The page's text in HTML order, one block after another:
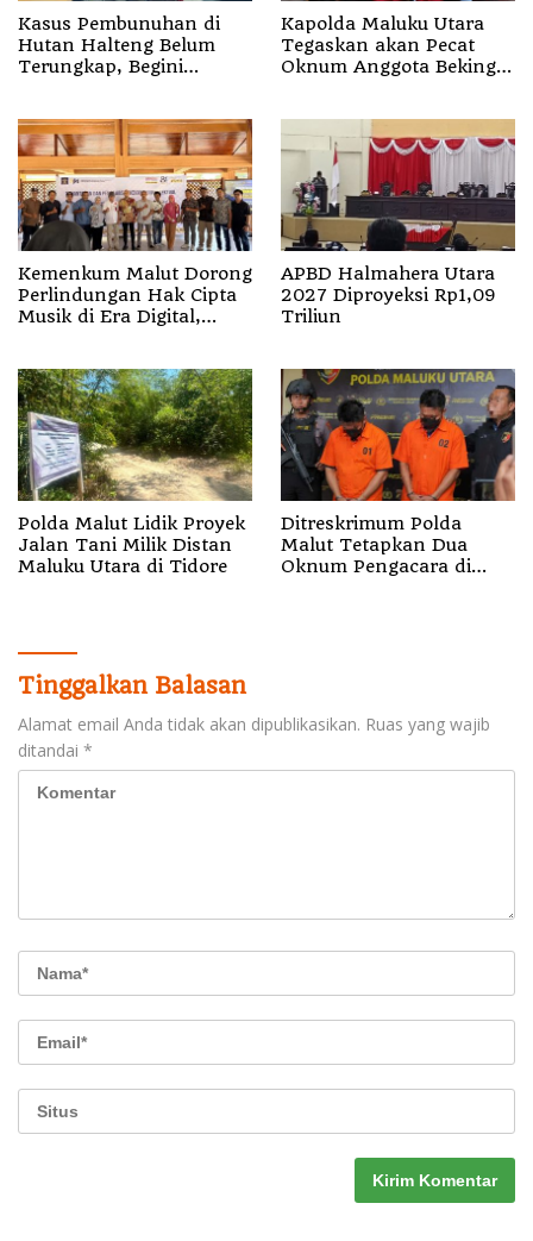
Kasus Pembunuhan di
Hutan Halteng Belum
Terungkap, Begini
Kapolda Maluku Utara
Tegaskan akan Pecat
Oknum Anggota Bekingi
Kemenkum Malut Dorong
Perlindungan Hak Cipta
Musik di Era Digital,
Penguatan Royalti
APBD Halmahera Utara
2027 Diproyeksi Rp1,09
Triliun
Polda Malut Lidik Proyek
Jalan Tani Milik Distan
Maluku Utara di Tidore
Ditreskrimum Polda
Malut Tetapkan Dua
Oknum Pengacara di
Tinggalkan Balasan
Alamat email Anda tidak akan dipublikasikan. Ruas yang wajib
ditandai *